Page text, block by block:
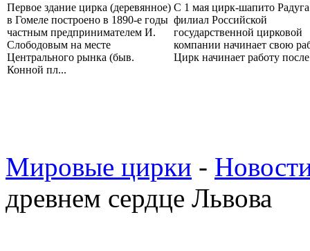
Первое здание цирка (деревянное)
в Гомеле построено в 1890-е годы
частным предпринимателем И.
Слободовым на месте
Центрального рынка (быв.
Конной пл...
С 1 мая цирк-шапито Радуга
филиал Российской
государственной цирковой
компании начинает свою
Цирк начинает работу
Мировые цирки -
древнем сердце Львова